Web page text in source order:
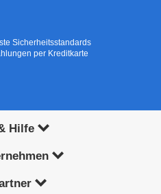
Sicherheitsstandards
per Kreditkarte
Hilfe